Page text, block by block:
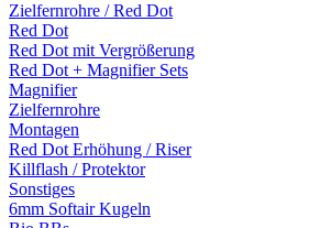
Zielfernrohre / Red Dot
Red Dot
Red Dot mit Vergrößerung
Red Dot + Magnifier Sets
Magnifier
Zielfernrohre
Montagen
Red Dot Erhöhung / Riser
Killflash / Protektor
Sonstiges
6mm Softair Kugeln